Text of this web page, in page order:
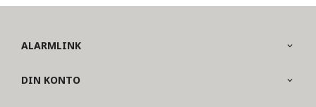
ALARMLINK
DIN KONTO